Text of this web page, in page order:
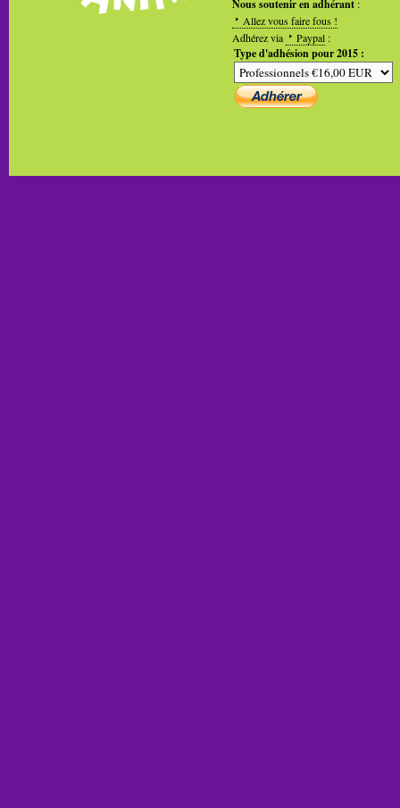
Nous soutenir en adhérant :
Allez vous faire fous !
Adhérez via
Paypal :
Type d'adhésion pour 2015 :